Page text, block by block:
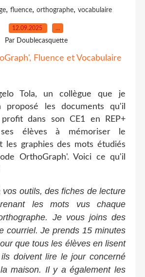
, fluence, orthographe, vocabulaire
12.09.2025 …
Par Doublecasquette
Tola, un collègue que je
proposé les documents qu'il
dans son CE1 en REP+
élèves à mémoriser le
les graphies des mots étudiés
OrthoGraph'. Voici ce qu'il
vos outils, des fiches de lecture
les mots vus chaque
Je vous joins des
courriel. Je prends 15 minutes
que tous les élèves en lisent
doivent lire le jour concerné
maison. Il y a également les